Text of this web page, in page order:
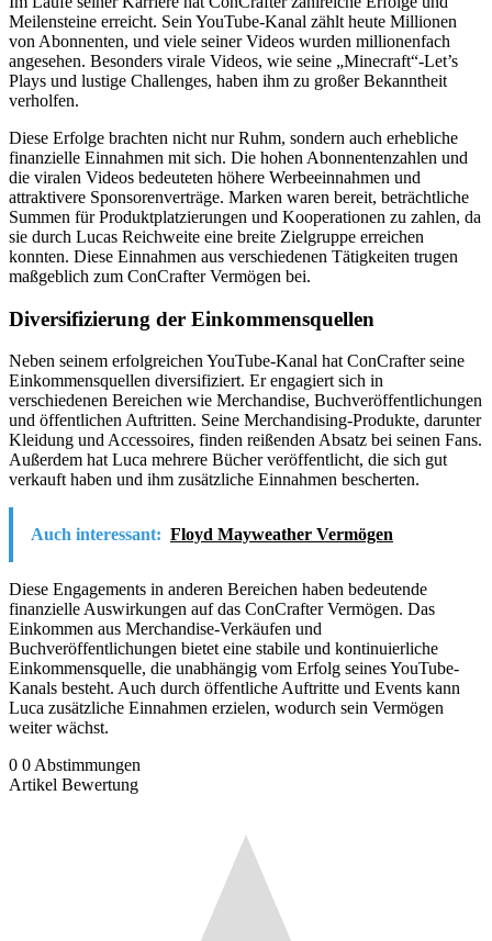
Meilensteine erreicht. Sein YouTube-Kanal zählt heute Millionen
von Abonnenten, und viele seiner Videos wurden millionenfach
angesehen. Besonders virale Videos, wie seine „Minecraft“-Let’s
Plays und lustige Challenges, haben ihm zu großer Bekanntheit
verholfen.
Diese Erfolge brachten nicht nur Ruhm, sondern auch erhebliche
finanzielle Einnahmen mit sich. Die hohen Abonnentenzahlen und
die viralen Videos bedeuteten höhere Werbeeinnahmen und
attraktivere Sponsorenverträge. Marken waren bereit, beträchtliche
Summen für Produktplatzierungen und Kooperationen zu zahlen, da
sie durch Lucas Reichweite eine breite Zielgruppe erreichen
konnten. Diese Einnahmen aus verschiedenen Tätigkeiten trugen
maßgeblich zum ConCrafter Vermögen bei.
Diversifizierung der Einkommensquellen
Neben seinem erfolgreichen YouTube-Kanal hat ConCrafter seine
Einkommensquellen diversifiziert. Er engagiert sich in
verschiedenen Bereichen wie Merchandise, Buchveröffentlichungen
und öffentlichen Auftritten. Seine Merchandising-Produkte, darunter
Kleidung und Accessoires, finden reißenden Absatz bei seinen Fans.
Außerdem hat Luca mehrere Bücher veröffentlicht, die sich gut
verkauft haben und ihm zusätzliche Einnahmen bescherten.
Auch interessant: Floyd Mayweather Vermögen
Diese Engagements in anderen Bereichen haben bedeutende
finanzielle Auswirkungen auf das ConCrafter Vermögen. Das
Einkommen aus Merchandise-Verkäufen und
Buchveröffentlichungen bietet eine stabile und kontinuierliche
Einkommensquelle, die unabhängig vom Erfolg seines YouTube-
Kanals besteht. Auch durch öffentliche Auftritte und Events kann
Luca zusätzliche Einnahmen erzielen, wodurch sein Vermögen
weiter wächst.
0 0 Abstimmungen
Artikel Bewertung